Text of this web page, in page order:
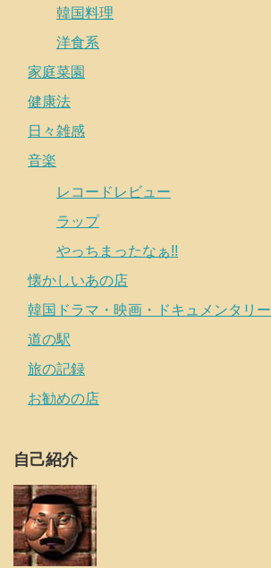
韓国料理
洋食系
家庭菜園
健康法
日々雑感
音楽
レコードレビュー
ラップ
やっちまったなぁ!!
懐かしいあの店
韓国ドラマ・映画・ドキュメンタリー
道の駅
旅の記録
お勧めの店
自己紹介